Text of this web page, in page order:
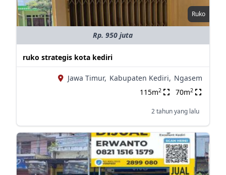
Ruko
Rp. 950 juta
ruko strategis kota kediri
Jawa Timur, Kabupaten Kediri, Ngasem
115m2 70m2
2 tahun yang lalu